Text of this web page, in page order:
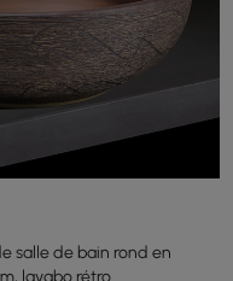
salle de bain rond en
lavabo rétro